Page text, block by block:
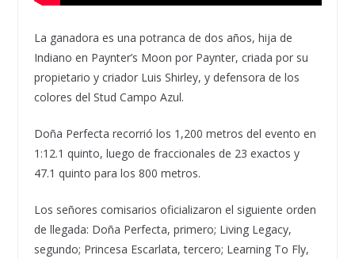
La ganadora es una potranca de dos años, hija de
Indiano en Paynter’s Moon por Paynter, criada por su
propietario y criador Luis Shirley, y defensora de los
colores del Stud Campo Azul.
Doña Perfecta recorrió los 1,200 metros del evento en
1:12.1 quinto, luego de fraccionales de 23 exactos y
47.1 quinto para los 800 metros.
Los señores comisarios oficializaron el siguiente orden
de llegada: Doña Perfecta, primero; Living Legacy,
segundo; Princesa Escarlata, tercero; Learning To Fly,